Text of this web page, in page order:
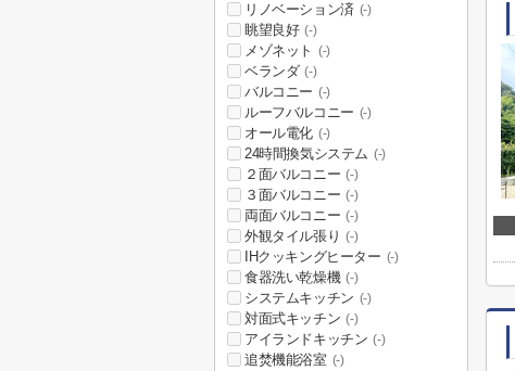
リノベーション済 (-)
眺望良好 (-)
メゾネット (-)
ベランダ (-)
バルコニー (-)
ルーフバルコニー (-)
オール電化 (-)
24時間換気システム (-)
２面バルコニー (-)
３面バルコニー (-)
両面バルコニー (-)
外観タイル張り (-)
IHクッキングヒーター (-)
食器洗い乾燥機 (-)
システムキッチン (-)
対面式キッチン (-)
アイランドキッチン (-)
追焚機能浴室 (-)